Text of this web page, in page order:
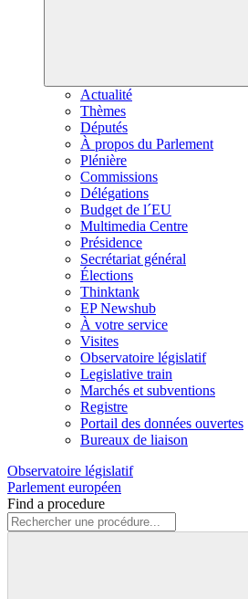
Actualité
Thèmes
Députés
À propos du Parlement
Plénière
Commissions
Délégations
Budget de l´EU
Multimedia Centre
Présidence
Secrétariat général
Élections
Thinktank
EP Newshub
À votre service
Visites
Observatoire législatif
Legislative train
Marchés et subventions
Registre
Portail des données ouvertes
Bureaux de liaison
Observatoire législatif
Parlement européen
Find a procedure